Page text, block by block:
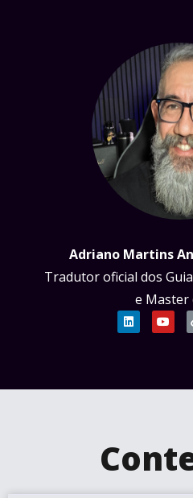
Adriano Martins
Tradutor oficial dos
e Master